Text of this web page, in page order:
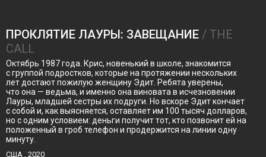
ПРОКЛЯТИЕ ЛАУРЫ: ЗАВЕЩАНИЕ / THE
CALL
Октябрь 1987 года. Крис, новенький в школе, знакомится
с группой подростков, которые на протяжении нескольких
лет достают пожилую женщину Эдит. Ребята уверены,
что она — ведьма, и именно она виновата в исчезновении
Лауры, младшей сестры их подруги. Но вскоре Эдит кончает
с собой и, как выясняется, оставляет им 100 тысяч долларов,
но с одним условием: деньги получит тот, кто позвонит ей на
положенный в гроб телефон и продержится на линии одну
минуту.
США , 2020